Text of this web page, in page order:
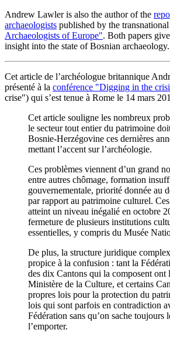
Andrew Lawler is also the author of the
archaeologists published by the
Archaeologists of Europe". Both papers
insight into the state of Bosnian archaeology.
Cet article de l’archéologue britannique
présenté à la conférence "Digging in the
crise") qui s’est tenue à Rome le 14 mars
Cet article souligne les nombreux
le secteur tout entier du patrimoine
Bosnie-Herzégovine ces dernières
mettant l’accent sur l’archéologie.
Ces problèmes viennent d’un grand
entre autres chômage, formation
gouvernementale, priorité donnée au
par rapport au patrimoine culturel.
atteint un niveau inégalié en octobre
fermeture de plusieurs institutions
essentielles, y compris du Musée
De plus, la structure juridique
propice à la confusion : tant la
des dix Cantons qui la composent ont
Ministère de la Culture, et certains
propres lois pour la protection du
lois qui sont parfois en contradiction
Fédération sans qu’on sache toujours
l’emporter.